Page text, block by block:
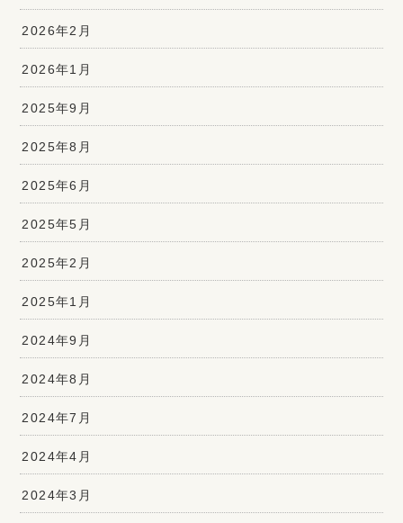
2026年2月
2026年1月
2025年9月
2025年8月
2025年6月
2025年5月
2025年2月
2025年1月
2024年9月
2024年8月
2024年7月
2024年4月
2024年3月